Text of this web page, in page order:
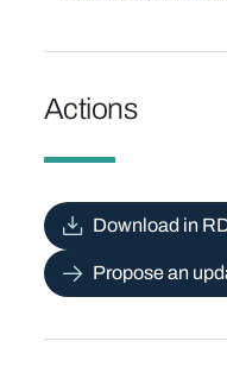
Actions
Download in
Propose an